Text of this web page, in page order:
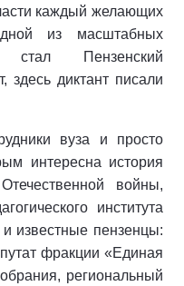
каждый желающих
из масштабных
стал Пензенский
здесь диктант писали
вуза и просто
интересна история
войны,
института
известные пензенцы:
фракции «Единая
региональный